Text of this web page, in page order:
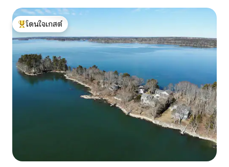
โดนใจเกสต์ที่สุด
โดนใจเกสต์